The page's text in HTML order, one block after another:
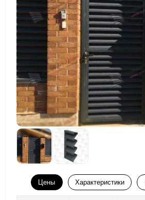
Цены Характеристики